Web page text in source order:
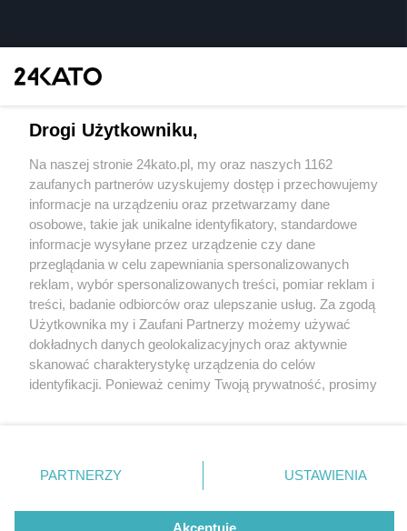
4 / 0
Wydawca mediów lokalnych
Nie zapomnij
zapoznać się z:
polityką prywatności regulamin korzystania z portali
Twojemiasto
Piekary Śląskie
Chorzów
Tarnowskie Góry
Gliwice
Skontakuj sięz nami
Kontakt
Wydawca
Redakcja
Drogi Użytkowniku,
Na naszej stronie 24kato.pl, my oraz naszych 1162
zaufanych partnerów uzyskujemy dostęp i przechowujemy
informacje na urządzeniu oraz przetwarzamy dane
osobowe, takie jak unikalne identyfikatory, standardowe
informacje wysyłane przez urządzenie czy dane
przeglądania w celu zapewniania spersonalizowanych
reklam, wybór spersonalizowanych treści, pomiar reklam i
treści, badanie odbiorców oraz ulepszanie usług. Za zgodą
Użytkownika my i Zaufani Partnerzy możemy używać
dokładnych danych geolokalizacyjnych oraz aktywnie
skanować charakterystykę urządzenia do celów
identyfikacji. Ponieważ cenimy Twoją prywatność, prosimy
prywatności znajdujący się w lewym dolnym rogu strony
. Niektóre rodzaje przetwarzania danych nie wymagają
zgody użytkownika, ale masz prawo sprzeciwić się
takiemu przetwarzaniu. Preferencje będą miały
PARTNERZY USTAWIENIA
Akceptuję